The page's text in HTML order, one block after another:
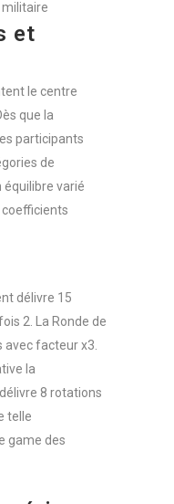
militaire
et
le centre
que la
participants
de
équilibre varié
délivre 15
2. La Ronde de
facteur x3.
la
8 rotations
telle
game des